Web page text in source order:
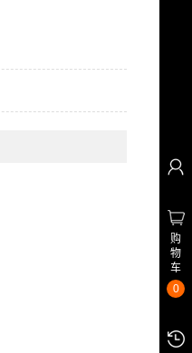
购
物
车
0